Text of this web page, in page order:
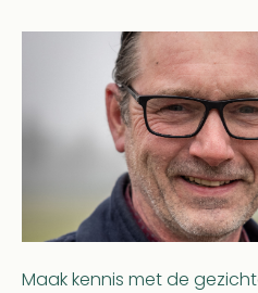
Maak kennis met de